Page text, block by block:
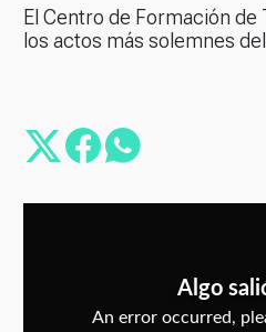
El Centro de Formación de
los actos más solemnes